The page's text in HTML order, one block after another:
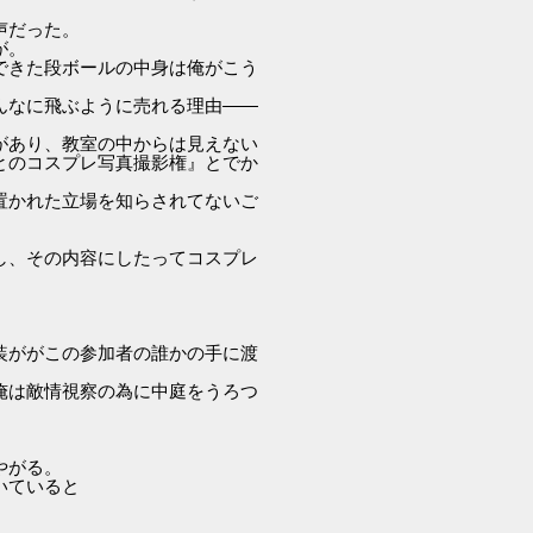
った。
た段ボールの中身は俺がこう
なに飛ぶように売れる理由――
り、教室の中からは見えない
コスプレ写真撮影権』とでか
れた立場を知らされてないご
その内容にしたってコスプレ
がこの参加者の誰かの手に渡
敵情視察の為に中庭をうろつ
る。
いると